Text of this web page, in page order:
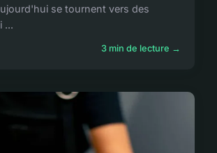
se tournent vers des
...
3 min de lecture →